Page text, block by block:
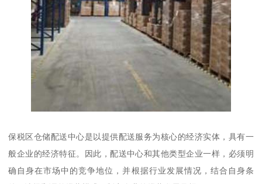
保税区仓储配送中心是以提供配送服务为核心的经济实体，具有一
般企业的经济特征。因此，配送中心和其他类型企业一样，必须明
确自身在市场中的竞争地位，并根据行业发展情况，结合自身条